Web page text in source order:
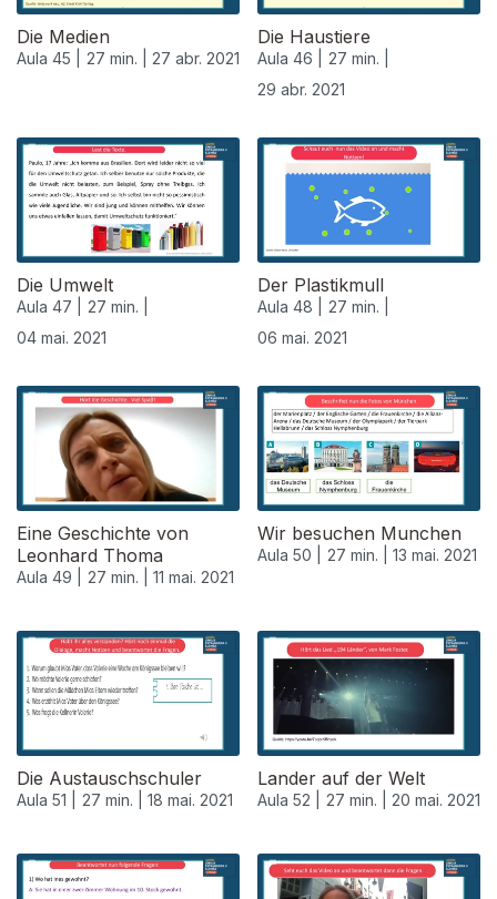
Die Medien
Aula 45 | 27 min. | 27 abr. 2021
Die Haustiere
Aula 46 |
27 min. |
29 abr. 2021
Die Umwelt
Aula 47 |
27 min. |
04 mai. 2021
Der Plastikmull
Aula 48 |
27 min. |
06 mai. 2021
542082
Eine Geschichte von
Leonhard Thoma
Aula 49 | 27 min. | 11 mai. 2021
Wir besuchen Munchen
Aula 50 | 27 min. | 13 mai. 2021
Die Austauschschuler
Aula 51 | 27 min. | 18 mai. 2021
Lander auf der Welt
Aula 52 | 27 min. | 20 mai. 2021